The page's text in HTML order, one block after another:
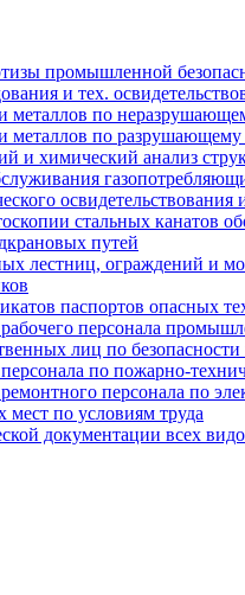
промышленной
и тех.
металлов по
металлов по
и химический анализ
стальных канатов
путей
лестниц, ограждений и
паспортов опасных
персонала
лиц по безопасности
по пожарно-
персонала по
мест по условиям труда
документации всех